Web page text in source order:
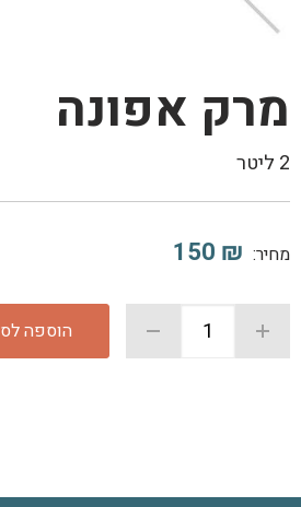
מרק אפונה
2 ליטר
מחיר: ₪
150
הוספה